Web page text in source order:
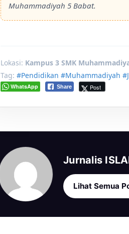
Muhammadiyah 5 Babat.
Lokasi: Kampus 3 SMK
Tag: #Pendidikan #Muhammadiyah
WhatsApp Share Post
Jurnalis
Lihat Semua